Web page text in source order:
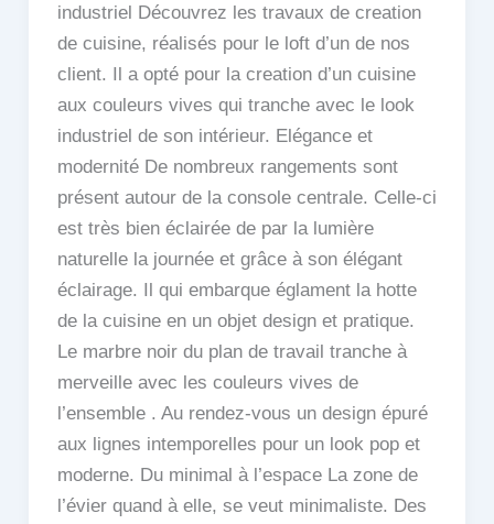
industriel Découvrez les travaux de creation
de cuisine, réalisés pour le loft d’un de nos
client. Il a opté pour la creation d’un cuisine
aux couleurs vives qui tranche avec le look
industriel de son intérieur. Elégance et
modernité De nombreux rangements sont
présent autour de la console centrale. Celle-ci
est très bien éclairée de par la lumière
naturelle la journée et grâce à son élégant
éclairage. Il qui embarque églament la hotte
de la cuisine en un objet design et pratique.
Le marbre noir du plan de travail tranche à
merveille avec les couleurs vives de
l’ensemble . Au rendez-vous un design épuré
aux lignes intemporelles pour un look pop et
moderne. Du minimal à l’espace La zone de
l’évier quand à elle, se veut minimaliste. Des